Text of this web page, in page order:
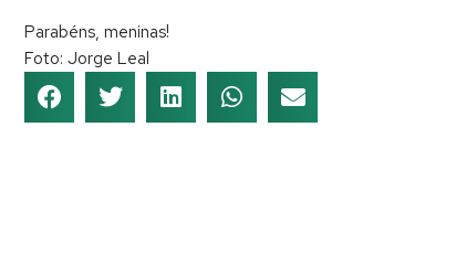
Parabéns, meninas!
Foto: Jorge Leal